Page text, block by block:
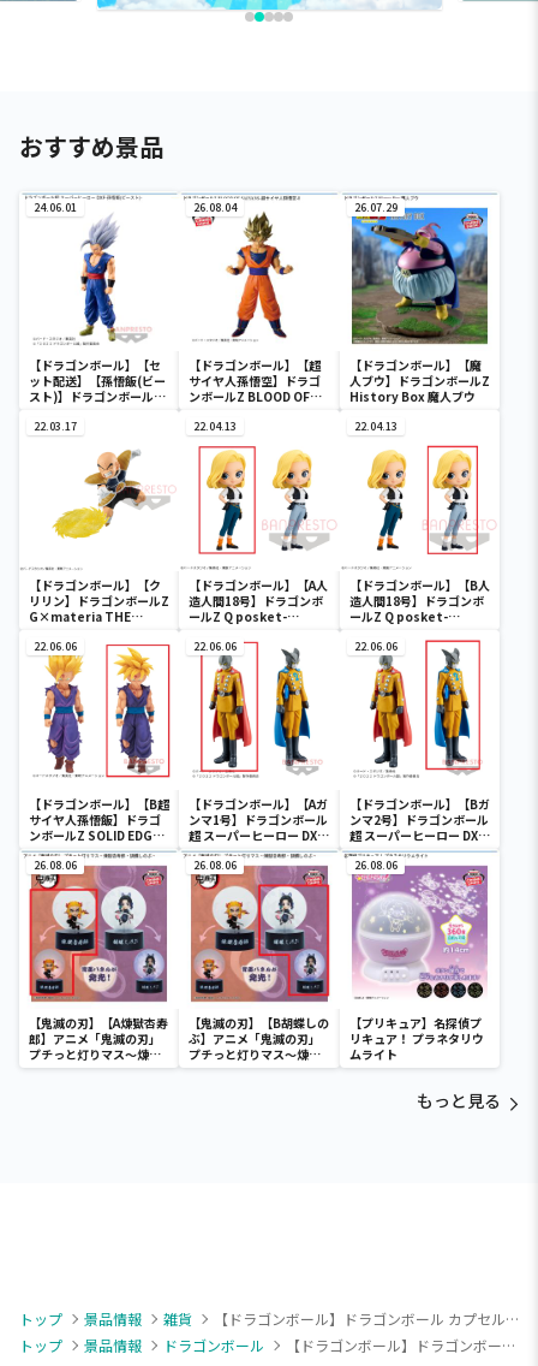
おすすめ景品
24.06.01
【ドラゴンボール】【セ
ット配送】【孫悟飯(ビー
スト)】ドラゴンボール超
悟飯(ビースト)-
26.08.04
【ドラゴンボール】【超
サイヤ人孫悟空】ドラゴ
ンボールZ BLOOD OF
空-Ⅱ
26.07.29
【ドラゴンボール】【魔
人ブウ】ドラゴンボールZ
History Box 魔人ブウ
22.03.17
【ドラゴンボール】【ク
リリン】ドラゴンボールZ
G×materia THE
22.04.13
【ドラゴンボール】【A人
造人間18号】ドラゴンボ
ールZ Q posket-
22.04.13
【ドラゴンボール】【B人
造人間18号】ドラゴンボ
ールZ Q posket-
22.06.06
【ドラゴンボール】【B超
サイヤ人孫悟飯】ドラゴ
ンボールZ SOLID EDGE
WORKS-THE出陣-5
22.06.06
【ドラゴンボール】【Aガ
ンマ1号】ドラゴンボール
超 スーパーヒーロー DXF-
ガンマ1号＆ガンマ2号-
22.06.06
【ドラゴンボール】【Bガ
ンマ2号】ドラゴンボール
超 スーパーヒーロー DXF-
ガンマ1号＆ガンマ2号-
26.08.06
【鬼滅の刃】【A煉獄杏寿
郎】アニメ「鬼滅の刃」
プチっと灯りマス～煉獄
杏寿郎・胡蝶しのぶ～
26.08.06
【鬼滅の刃】【B胡蝶しの
ぶ】アニメ「鬼滅の刃」
プチっと灯りマス～煉獄
杏寿郎・胡蝶しのぶ～
26.08.06
【プリキュア】名探偵プ
リキュア！ プラネタリウ
ムライト
もっと見る
トップ 景品情報 雑貨
【ドラゴンボール】ドラゴンボール カプセルハウス灯る貯金箱
トップ
景品情報 ドラゴンボール 【ドラゴンボール】ドラゴンボール カプセルハウス灯る貯金箱